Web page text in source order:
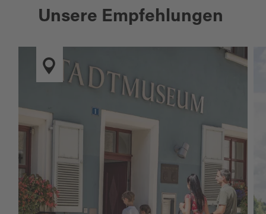
Unsere Empfehlungen